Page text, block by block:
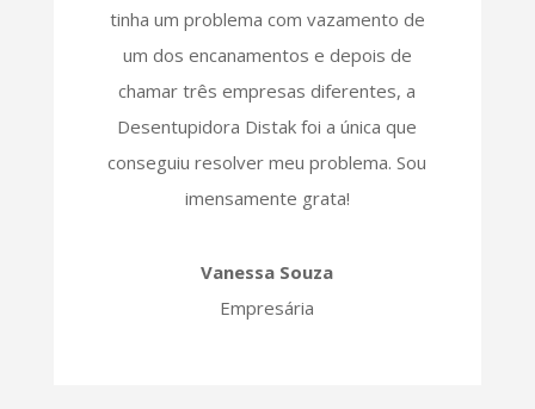
tinha um problema com vazamento de
um dos encanamentos e depois de
chamar três empresas diferentes, a
Desentupidora Distak foi a única que
conseguiu resolver meu problema. Sou
imensamente grata!
Vanessa Souza
Empresária